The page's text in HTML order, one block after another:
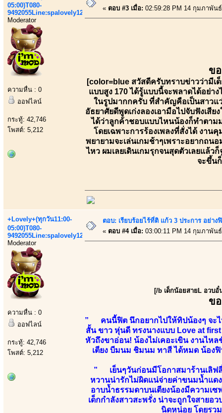
05:00)T080-
9492055Line:spalovely123
Moderator
ความหื่น : 0
ออฟไลน์
กระทู้: 42,746
โพสต์: 5,212
« ตอบ #3 เมื่อ: 02:59:28 PM 14 กุมภาพัน
ข
[color=blue สวัสดีครับทราบข่าวว่ามี
แบบสูง 170 ได้รู้แบบนี้จะพลาดได้อย่า
ในรูปมากกครับ ที่สำคัญคือเป็นสาวแ
อัธยาศัยดีพูดเก่งลองเอามือไปจับฟังเสี
ได้ว่าลูกค้าชอบแบบไหนน้องก็ทำตาม
โดยเฉพาะการร้องเพลงที่สั่งได้ งา
พยายามจะเล่นเกมช้าๆเพราะอยากถน
ไหว ผมเลยเดินเกมรุกจนสุดตัวเลยแล้
จะขึ้น
+Lovely+(ทุกวัน11:00-
05:00)T080-
9492055Line:spalovely123
Moderator
ความหื่น : 0
ออฟไลน์
กระทู้: 42,746
โพสต์: 5,212
ตอบ: เรียบร้อยไร้ที่ติ แก้ว 3 ประการ อย่า
« ตอบ #4 เมื่อ: 03:00:11 PM 14 กุมภาพัน
[/b เด็กน้อยสายL อวบ
ข
” คนนี้ฟิต นึกอยากไปให้ทิปน้องๆ จะไป
สั้น ขาว หุ่นดี ทรงนางแบบ Love at
หัวถึงขาอ่อน! น้องไม่เคอะเขิน งานไห
เตียง บีมนม ชิมนม ทาสี ได้หมด น้องฟิ
” เย็นๆวันก่อนมีโอกาสมาร้านเลิฟ
หวานน่ารักไม่ผิดแน่จ่ายค่าขนมน้ำแด
อาบน้ำธรรมดาบนเตียงน้องมีความเ
เด็กกำลังสาวสะพรั่ง น่าจะถูกใจสาย
นิดหน่อย โดยรว